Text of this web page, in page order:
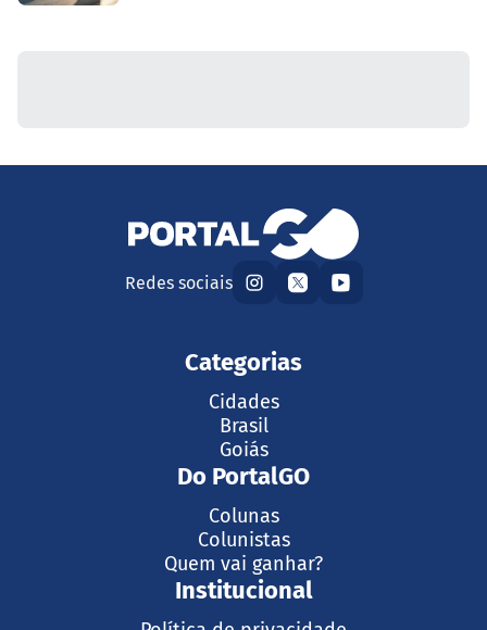
Redes sociais
Categorias
Cidades
Brasil
Goiás
Do PortalGO
Colunas
Colunistas
Quem vai ganhar?
Institucional